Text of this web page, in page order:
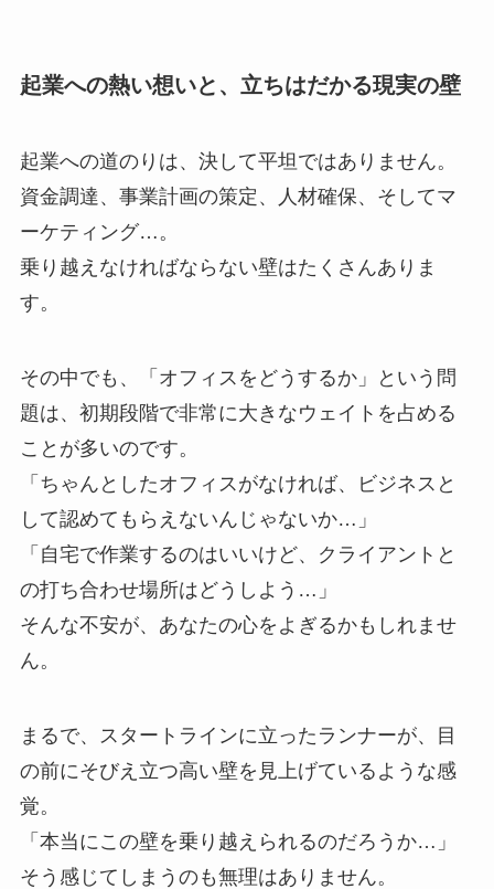
起業への熱い想いと、立ちはだかる現実の壁
起業への道のりは、決して平坦ではありません。
資金調達、事業計画の策定、人材確保、そしてマ
ーケティング…。
乗り越えなければならない壁はたくさんありま
す。
その中でも、「オフィスをどうするか」という問
題は、初期段階で非常に大きなウェイトを占める
ことが多いのです。
「ちゃんとしたオフィスがなければ、ビジネスと
して認めてもらえないんじゃないか…」
「自宅で作業するのはいいけど、クライアントと
の打ち合わせ場所はどうしよう…」
そんな不安が、あなたの心をよぎるかもしれませ
ん。
まるで、スタートラインに立ったランナーが、目
の前にそびえ立つ高い壁を見上げているような感
覚。
「本当にこの壁を乗り越えられるのだろうか…」
そう感じてしまうのも無理はありません。